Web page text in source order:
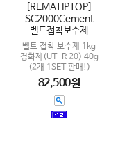
[REMATIPTOP]
SC2000Cement
벨트접착보수제
벨트 접착 보수제 1kg
경화제(UT-R 20) 40g
(2개 1SET 판매!)
82,500원